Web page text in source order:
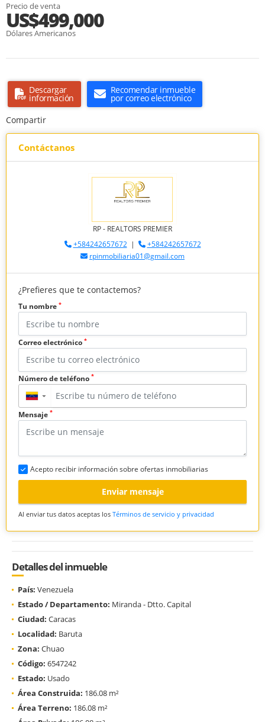
Precio de venta
US$499,000
Dólares Americanos
Descargar
información
Recomendar inmueble
por correo electrónico
Compartir
Contáctanos
RP - REALTORS PREMIER
+584242657672|
+584242657672
rpinmobiliaria01@gmail.com
¿Prefieres que te contactemos?
Tu nombre *
Correo electrónico *
Número de teléfono *
▼
Mensaje *
Acepto recibir información sobre ofertas inmobiliarias
Enviar mensaje
Al enviar tus datos aceptas los Términos de servicio y privacidad
Detalles del inmueble
País: Venezuela
Estado / Departamento: Miranda - Dtto. Capital
Ciudad: Caracas
Localidad: Baruta
Zona: Chuao
Código: 6547242
Estado: Usado
Área Construida: 186.08 m²
Área Terreno: 186.08 m²